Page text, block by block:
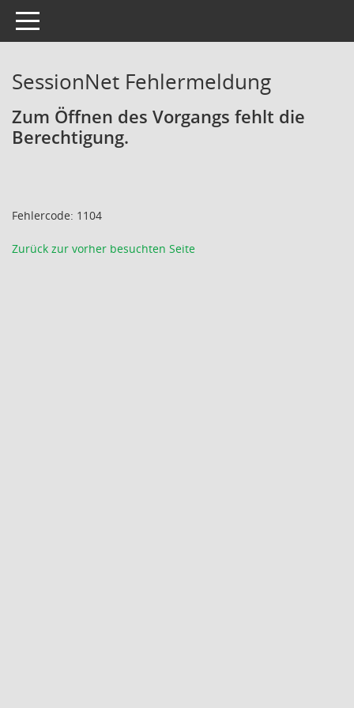
Toggle navigation
SessionNet Fehlermeldung
Zum Öffnen des Vorgangs fehlt die
Berechtigung.
Fehlercode: 1104
Zurück zur vorher besuchten Seite